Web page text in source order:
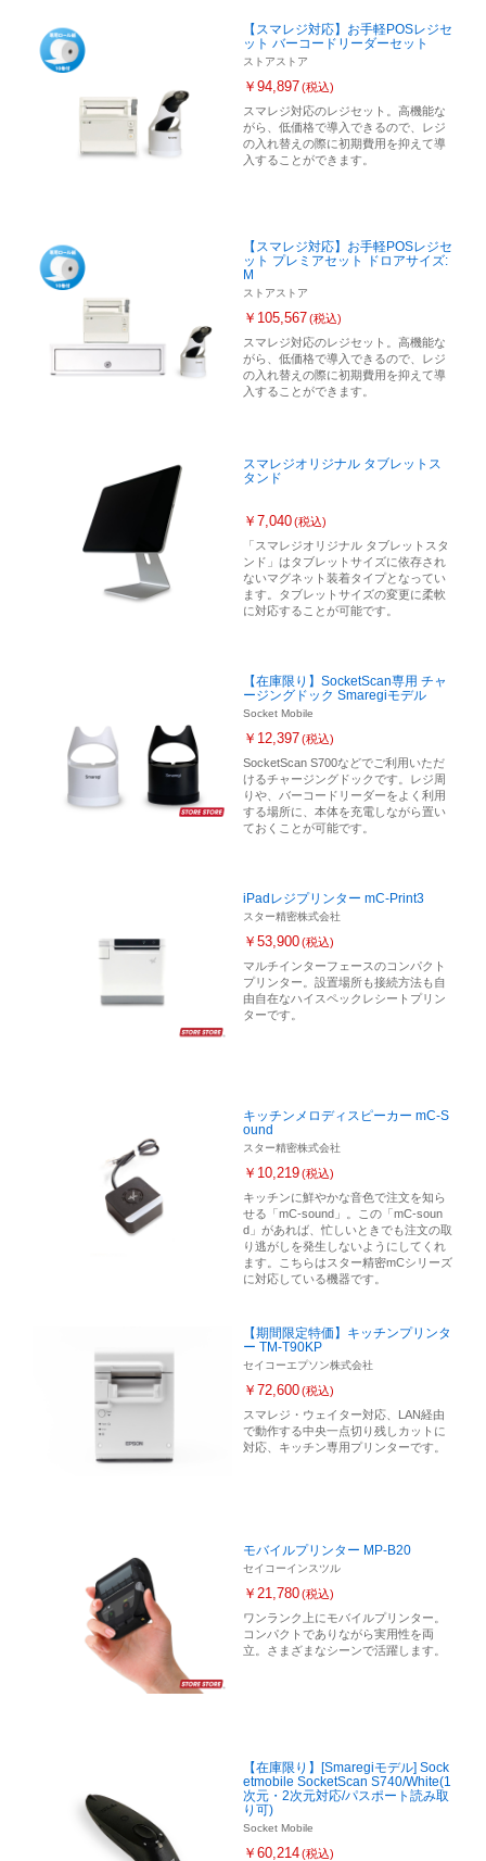
【スマレジ対応】お手軽POSレジセ
ット バーコードリーダーセット
ストアストア
￥94,897(税込)
スマレジ対応のレジセット。高機能な
がら、低価格で導入できるので、レジ
の入れ替えの際に初期費用を抑えて導
入することができます。
【スマレジ対応】お手軽POSレジセ
ット プレミアセット ドロアサイズ:
M
ストアストア
￥105,567(税込)
スマレジ対応のレジセット。高機能な
がら、低価格で導入できるので、レジ
の入れ替えの際に初期費用を抑えて導
入することができます。
スマレジオリジナル タブレットス
タンド
￥7,040(税込)
「スマレジオリジナル タブレットスタ
ンド」はタブレットサイズに依存され
ないマグネット装着タイプとなってい
ます。タブレットサイズの変更に柔軟
に対応することが可能です。
【在庫限り】SocketScan専用 チャ
ージングドック Smaregiモデル
Socket Mobile
￥12,397(税込)
SocketScan S700などでご利用いただ
けるチャージングドックです。レジ周
りや、バーコードリーダーをよく利用
する場所に、本体を充電しながら置い
ておくことが可能です。
iPadレジプリンター mC-Print3
スター精密株式会社
￥53,900(税込)
マルチインターフェースのコンパクト
プリンター。設置場所も接続方法も自
由自在なハイスペックレシートプリン
ターです。
キッチンメロディスピーカー mC-S
ound
スター精密株式会社
￥10,219(税込)
キッチンに鮮やかな音色で注文を知ら
せる「mC-sound」。この「mC-soun
d」があれば、忙しいときでも注文の取
り逃がしを発生しないようにしてくれ
ます。こちらはスター精密mCシリーズ
に対応している機器です。
【期間限定特価】キッチンプリンタ
ー TM-T90KP
セイコーエプソン株式会社
￥72,600(税込)
スマレジ・ウェイター対応、LAN経由
で動作する中央一点切り残しカットに
対応、キッチン専用プリンターです。
モバイルプリンター MP-B20
セイコーインスツル
￥21,780(税込)
ワンランク上にモバイルプリンター。
コンパクトでありながら実用性を両
立。さまざまなシーンで活躍します。
【在庫限り】[Smaregiモデル] Sock
etmobile SocketScan S740/White(1
次元・2次元対応/パスポート読み取
り可)
Socket Mobile
￥60,214(税込)